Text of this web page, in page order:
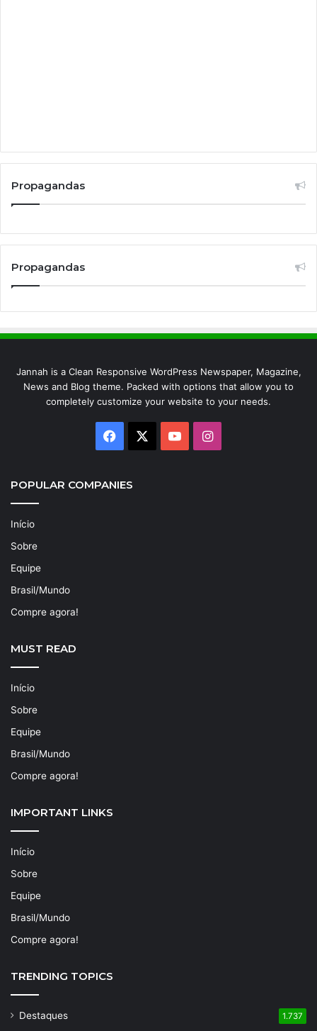
Propagandas
Propagandas
Jannah is a Clean Responsive WordPress Newspaper, Magazine,
News and Blog theme. Packed with options that allow you to
completely customize your website to your needs.
Facebook YouTubeInstagram
POPULAR COMPANIES
Início
Sobre
Equipe
Brasil/Mundo
Compre agora!
MUST READ
Início
Sobre
Equipe
Brasil/Mundo
Compre agora!
IMPORTANT LINKS
Início
Sobre
Equipe
Brasil/Mundo
Compre agora!
TRENDING TOPICS
Destaques 1.737